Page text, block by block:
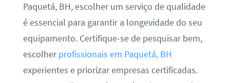
Paquetá, BH, escolher um serviço de qualidade
é essencial para garantir a longevidade do seu
equipamento. Certifique-se de pesquisar bem,
escolherprofissionais em Paquetá, BH
experientes e priorizar empresas certificadas.